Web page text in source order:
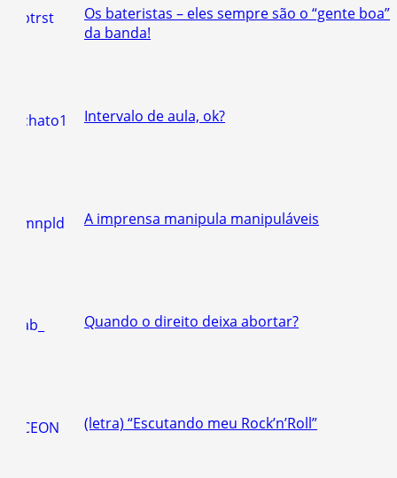
Os bateristas – eles sempre são o “gente boa”
da banda!
Intervalo de aula, ok?
A imprensa manipula manipuláveis
Quando o direito deixa abortar?
(letra) “Escutando meu Rock’n’Roll”